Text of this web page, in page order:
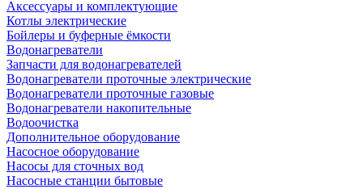
Аксессуары и комплектующие
Котлы электрические
Бойлеры и буферные ёмкости
Водонагреватели
Запчасти для водонагревателей
Водонагреватели проточные электрические
Водонагреватели проточные газовые
Водонагреватели накопительные
Водоочистка
Дополнительное оборудование
Насосное оборудование
Насосы для сточных вод
Насосные станции бытовые